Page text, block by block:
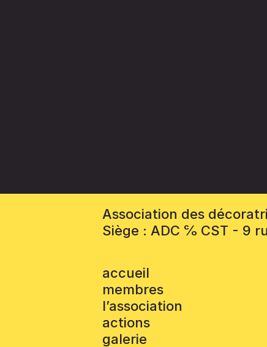
Association des
Siège : ADC ℅ CST - 9
accueil
membres
l’association
actions
galerie